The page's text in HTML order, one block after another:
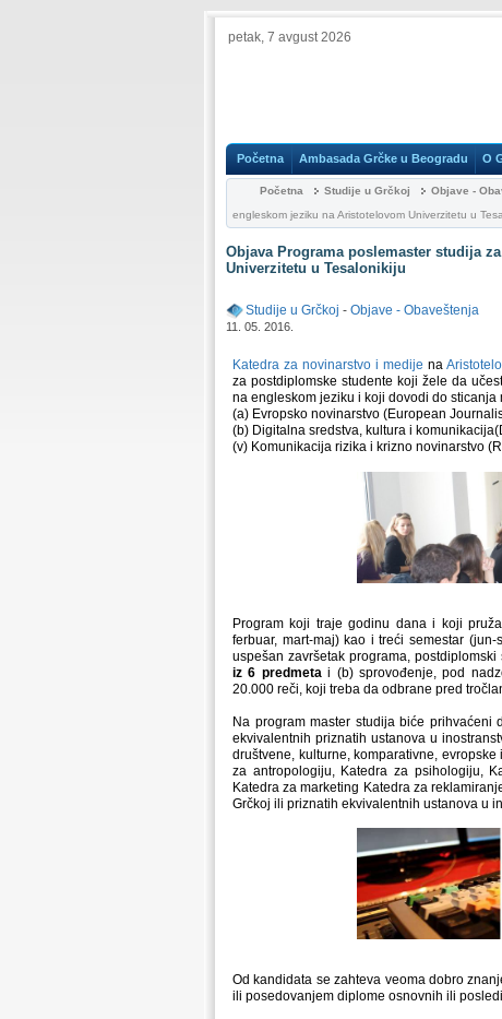
petak, 7 avgust 2026
Početna Ambasada Grčke u Beogradu O
Početna Studije u Grčkoj Objave -
engleskom jeziku na Aristotelovom Univerzitetu u
Objava Programa poslemaster studija
Univerzitetu u Tesalonikiju
Studije u Grčkoj - Objave - Obaveštenja
11. 05. 2016.
Katedra za novinarstvo i medije na
za postdiplomske studente koji žele da
na engleskom jeziku i koji dovodi do
(a) Evropsko novinarstvo (European
(b) Digitalna sredstva, kultura i
(v) Komunikacija rizika i krizno novinarstvo
Program koji traje godinu dana i koji
ferbuar, mart-maj) kao i treći semestar
uspešan završetak programa,
iz 6 predmeta i (b) sprovođenje, pod
20.000 reči, koji treba da odbrane pred
Na program master studija biće prihvaćeni
ekvivalentnih priznatih ustanova u
društvene, kulturne, komparativne,
za antropologiju, Katedra za psihologiju,
Katedra za marketing Katedra za
Grčkoj ili priznatih ekvivalentnih ustanova u
Od kandidata se zahteva veoma dobro
ili posedovanjem diplome osnovnih ili